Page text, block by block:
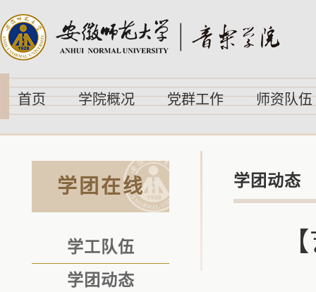
首页 学院概况 党群工作 师资队伍
学团在线
学工队伍
学团动态
学团动态